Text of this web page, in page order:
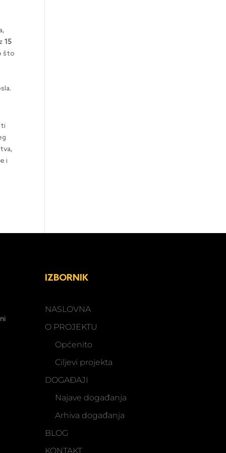
15
što
i
IZBORNIK
NASLOVNA
O PROJEKTU
Općenito
Ciljevi projekta
DOGAĐAJI
Najave događanja
Arhiva događanja
BLOG
KONTAKT